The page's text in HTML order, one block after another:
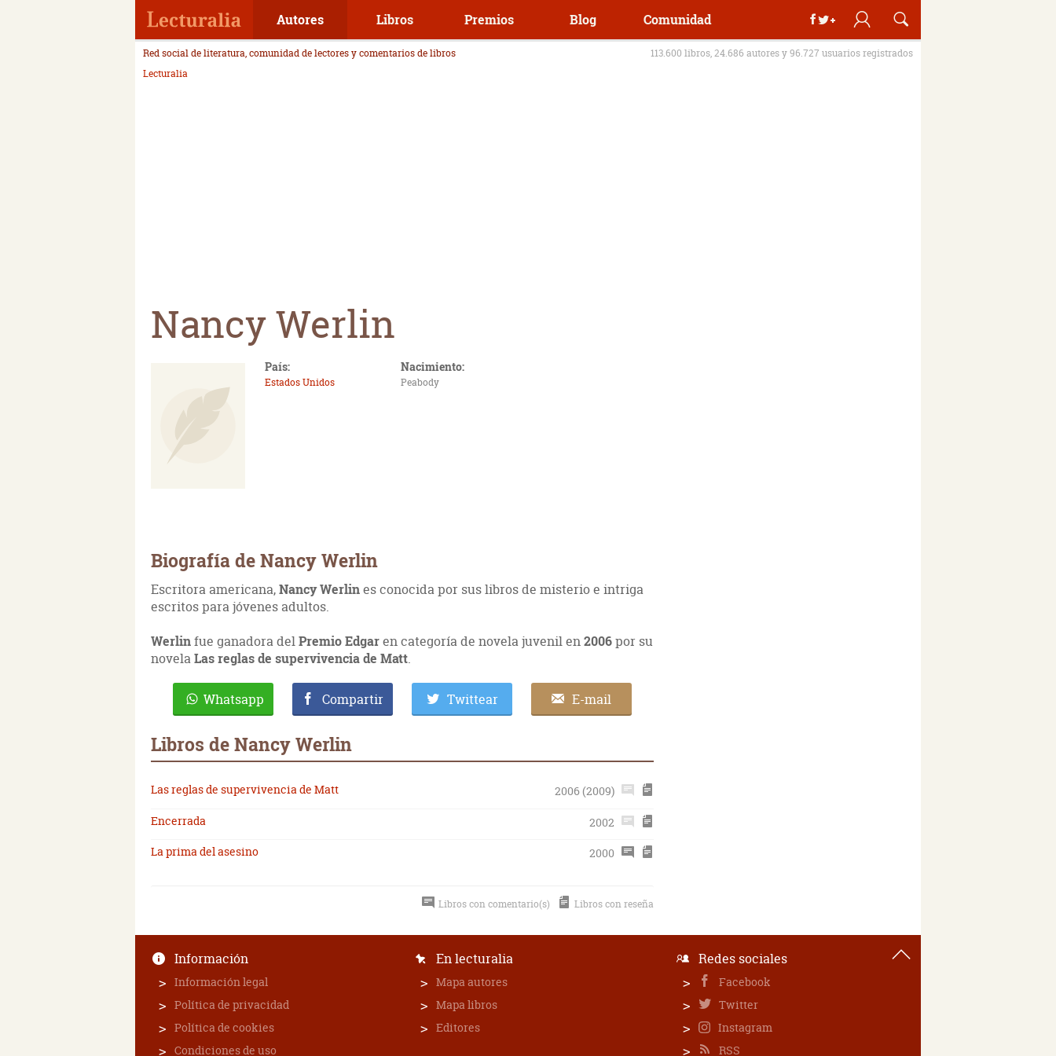
Autores Libros Premios Blog Comunidad
Red social de literatura, comunidad de lectores y comentarios de libros
113.600 libros, 24.686 autores y 96.727 usuarios registrados
Lecturalia
Nancy Werlin
País:
Estados Unidos
Nacimiento:
Peabody
Biografía de Nancy Werlin
Escritora americana,Nancy Werlines conocida por sus libros de misterio e intriga
escritos para jóvenes adultos.
Werlinfue ganadora delPremio Edgaren categoría de novela juvenil en2006por su
novelaLas reglas de supervivencia de Matt.
Whatsapp Compartir Twittear E-mail
Libros de Nancy Werlin
Las reglas de supervivencia de Matt
2006 (2009)
Encerrada
2002
La prima del asesino
2000
Libros con comentario(s) Libros con reseña
Información
Información legal
Política de privacidad
Política de cookies
Condiciones de uso
En lecturalia
Mapa autores
Mapa libros
Editores
Redes sociales
Facebook
Twitter
Instagram
RSS